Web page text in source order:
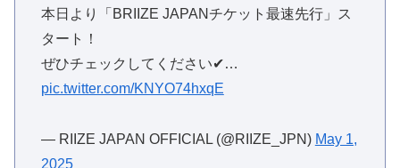
本日より「BRIIZE JAPANチケット最速先行」ス
タート！
ぜひチェックしてください✔…
pic.twitter.com/KNYO74hxqE
— RIIZE JAPAN OFFICIAL (@RIIZE_JPN) May 1,
2025